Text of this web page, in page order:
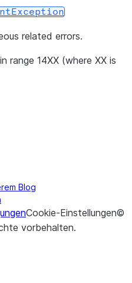
related errors.
range 14XX (where XX is
Blog
Cookie-Einstellungen©
vorbehalten.